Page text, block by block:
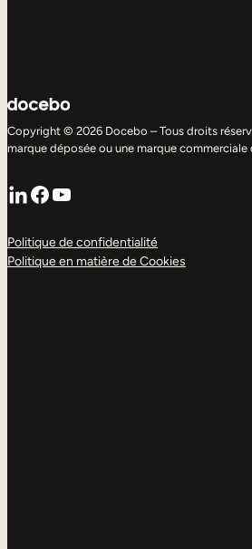
Copyright © 2026 Docebo – Tous droits
marque déposée ou une marque commerciale
LinkedIn
Facebook
YouTube
Politique de confidentialité
Politique en matière de Cookies